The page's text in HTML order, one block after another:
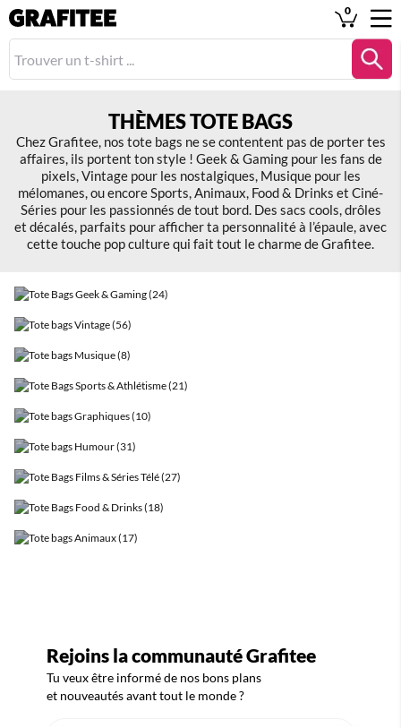
0
THÈMES TOTE BAGS
Chez Grafitee, nos tote bags ne se contentent pas de porter tes
affaires, ils portent ton style ! Geek & Gaming pour les fans de
pixels, Vintage pour les nostalgiques, Musique pour les
mélomanes, ou encore Sports, Animaux, Food & Drinks et Ciné-
Séries pour les passionnés de tout bord. Des sacs cools, drôles
et décalés, parfaits pour afficher ta personnalité à l’épaule, avec
cette touche pop culture qui fait tout le charme de Grafitee.
TOTE BAGS GEEK & GAMING (24)
TOTE BAGS VINTAGE (56)
TOTE BAGS MUSIQUE (8)
TOTE BAGS SPORTS & ATHLÉTISME (21)
TOTE BAGS GRAPHIQUES (10)
TOTE BAGS HUMOUR (31)
TOTE BAGS FILMS & SÉRIES TÉLÉ (27)
TOTE BAGS FOOD & DRINKS (18)
Rejoins la communauté Grafitee
Tu veux être informé de nos bons plans
et nouveautés avant tout le monde ?